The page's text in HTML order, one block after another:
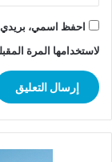
احفظ اسمي، بريدي
لاستخدامها المرة